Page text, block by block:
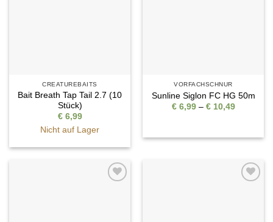
CREATUREBAITS
Bait Breath Tap Tail 2.7 (10
Stück)
€6,99
Nicht auf Lager
VORFACHSCHNUR
Sunline Siglon FC HG 50m
€6,99 – €10,49